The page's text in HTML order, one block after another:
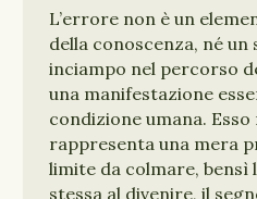
L’errore non è un
della conoscenza, né un
inciampo nel percorso
una manifestazione
condizione umana. Esso
rappresenta una mera
limite da colmare, bensì
stessa al divenire, il